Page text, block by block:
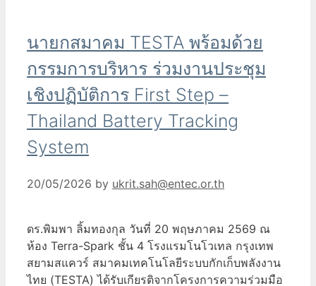
นายกสมาคม TESTA พร้อมด้วย
กรรมการบริหาร ร่วมงานประชุม
เชิงปฏิบัติการ First Step –
Thailand Battery Tracking
System
20/05/2026 by ukrit.sah@entec.or.th
ดร.พิมพา ลิ้มทองกุล วันที่ 20 พฤษภาคม 2569 ณ
ห้อง Terra-Spark ชั้น 4 โรงแรมโนโวเทล กรุงเทพ
สยามสแควร์ สมาคมเทคโนโลยีระบบกักเก็บพลังงาน
ไทย (TESTA) ได้รับเกียรติจากโครงการความร่วมมือ